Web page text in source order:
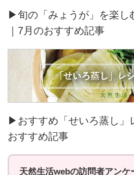
▶旬の「みょうが」を楽し
｜7月のおすすめ記事
▶おすすめ「せいろ蒸し」
おすすめ記事